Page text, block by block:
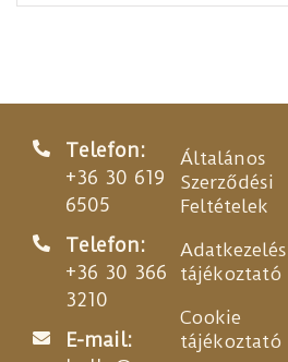
Telefon:
+36 30 619
6505
Telefon:
+36 30 366
3210
E-mail:
Általános
Szerződési
Feltételek
tájékoztató
Cookie
tájékoztató